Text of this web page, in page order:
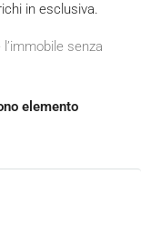
in esclusiva.
senza
elemento